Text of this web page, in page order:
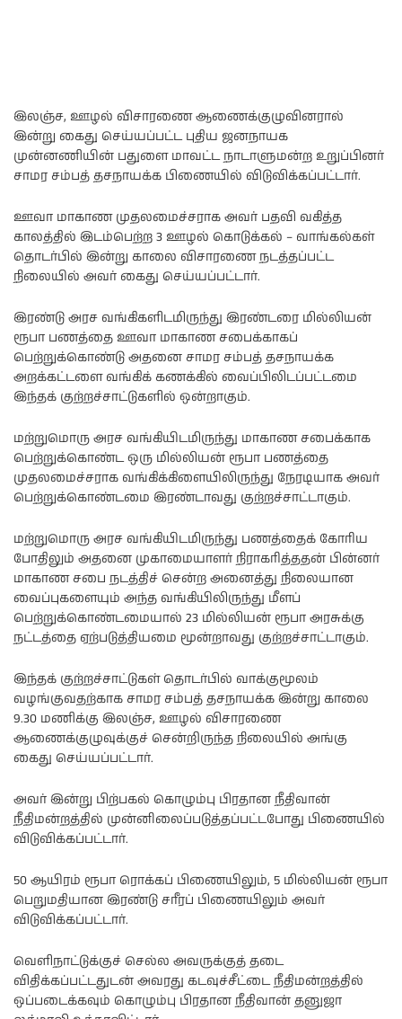
இலஞ்ச, ஊழல் விசாரணை ஆணைக்குழுவினரால்
இன்று கைது செய்யப்பட்ட புதிய ஜனநாயக
முன்னணியின் பதுளை மாவட்ட நாடாளுமன்ற உறுப்பினர்
சாமர சம்பத் தசநாயக்க பிணையில் விடுவிக்கப்பட்டார்.
ஊவா மாகாண முதலமைச்சராக அவர் பதவி வகித்த
காலத்தில் இடம்பெற்ற 3 ஊழல் கொடுக்கல் – வாங்கல்கள்
தொடர்பில் இன்று காலை விசாரணை நடத்தப்பட்ட
நிலையில் அவர் கைது செய்யப்பட்டார்.
இரண்டு அரச வங்கிகளிடமிருந்து இரண்டரை மில்லியன்
ரூபா பணத்தை ஊவா மாகாண சபைக்காகப்
பெற்றுக்கொண்டு அதனை சாமர சம்பத் தசநாயக்க
அறக்கட்டளை வங்கிக் கணக்கில் வைப்பிலிடப்பட்டமை
இந்தக் குற்றச்சாட்டுகளில் ஒன்றாகும்.
மற்றுமொரு அரச வங்கியிடமிருந்து மாகாண சபைக்காக
பெற்றுக்கொண்ட ஒரு மில்லியன் ரூபா பணத்தை
முதலமைச்சராக வங்கிக்கிளையிலிருந்து நேரடியாக அவர்
பெற்றுக்கொண்டமை இரண்டாவது குற்றச்சாட்டாகும்.
மற்றுமொரு அரச வங்கியிடமிருந்து பணத்தைக் கோரிய
போதிலும் அதனை முகாமையாளர் நிராகரித்ததன் பின்னர்
மாகாண சபை நடத்திச் சென்ற அனைத்து நிலையான
வைப்புகளையும் அந்த வங்கியிலிருந்து மீளப்
பெற்றுக்கொண்டமையால் 23 மில்லியன் ரூபா அரசுக்கு
நட்டத்தை ஏற்படுத்தியமை மூன்றாவது குற்றச்சாட்டாகும்.
இந்தக் குற்றச்சாட்டுகள் தொடர்பில் வாக்குமூலம்
வழங்குவதற்காக சாமர சம்பத் தசநாயக்க இன்று காலை
9.30 மணிக்கு இலஞ்ச, ஊழல் விசாரணை
ஆணைக்குழுவுக்குச் சென்றிருந்த நிலையில் அங்கு
கைது செய்யப்பட்டார்.
அவர் இன்று பிற்பகல் கொழும்பு பிரதான நீதிவான்
நீதிமன்றத்தில் முன்னிலைப்படுத்தப்பட்டபோது பிணையில்
விடுவிக்கப்பட்டார்.
50 ஆயிரம் ரூபா ரொக்கப் பிணையிலும், 5 மில்லியன் ரூபா
பெறுமதியான இரண்டு சரீரப் பிணையிலும் அவர்
விடுவிக்கப்பட்டார்.
வெளிநாட்டுக்குச் செல்ல அவருக்குத் தடை
விதிக்கப்பட்டதுடன் அவரது கடவுச்சீட்டை நீதிமன்றத்தில்
ஒப்படைக்கவும் கொழும்பு பிரதான நீதிவான் தனுஜா